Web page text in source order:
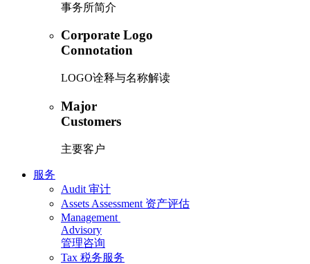
事务所简介
Corporate Logo
Connotation
LOGO诠释与名称解读
Major
Customers
主要客户
服务
Audit 审计
Assets Assessment 资产评估
Management
Advisory
管理咨询
Tax 税务服务